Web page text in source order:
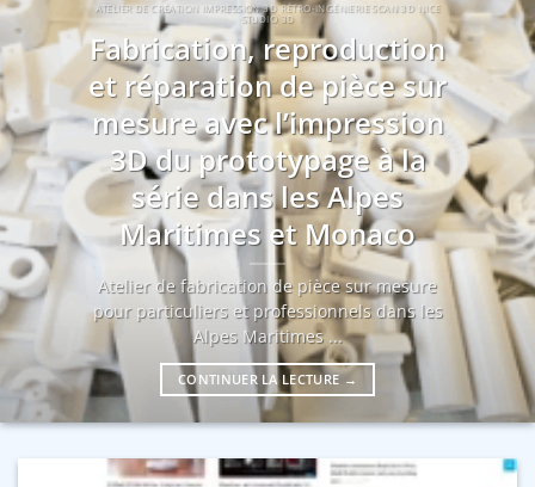
ATELIER DE CRÉATION IMPRESSION 3D RÉTRO-INGÉNIERIE SCAN 3D NICE
STUDIO 3D
Fabrication, reproduction
et réparation de pièce sur
mesure avec l’impression
3D du prototypage à la
série dans les Alpes
Maritimes et Monaco
Atelier de fabrication de pièce sur mesure
pour particuliers et professionnels dans les
Alpes Maritimes ...
CONTINUER LA LECTURE →